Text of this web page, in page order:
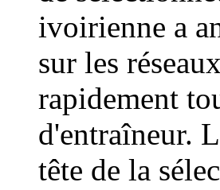
ivoirienne a
sur les
rapidement
d'entraîneur.
tête de la